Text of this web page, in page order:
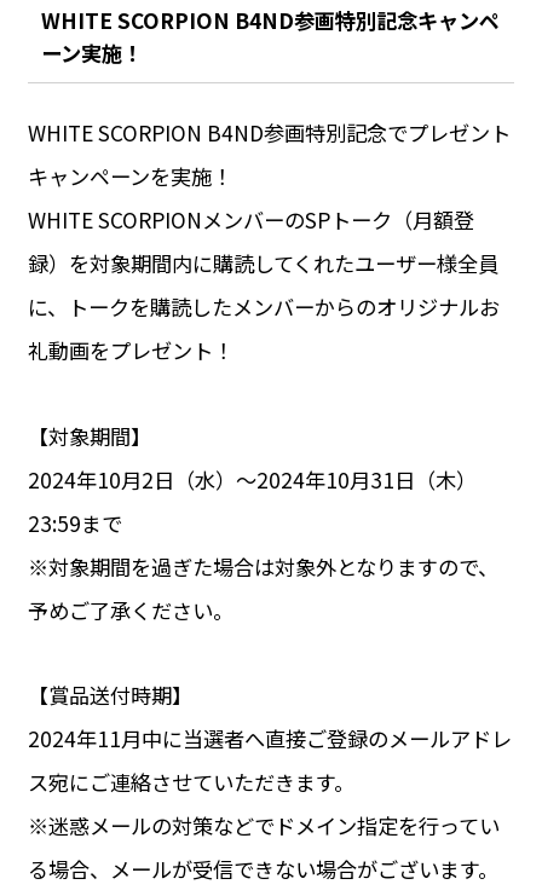
WHITE SCORPION B4ND参画特別記念キャンペ
ーン実施！
WHITE SCORPION B4ND参画特別記念でプレゼント
キャンペーンを実施！
WHITE SCORPIONメンバーのSPトーク（月額登
録）を対象期間内に購読してくれたユーザー様全員
に、トークを購読したメンバーからのオリジナルお
礼動画をプレゼント！
【対象期間】
2024年10月2日（水）〜2024年10月31日（木）
23:59まで
※対象期間を過ぎた場合は対象外となりますので、
予めご了承ください。
【賞品送付時期】
2024年11月中に当選者へ直接ご登録のメールアドレ
ス宛にご連絡させていただきます。
※迷惑メールの対策などでドメイン指定を行ってい
る場合、メールが受信できない場合がございます。